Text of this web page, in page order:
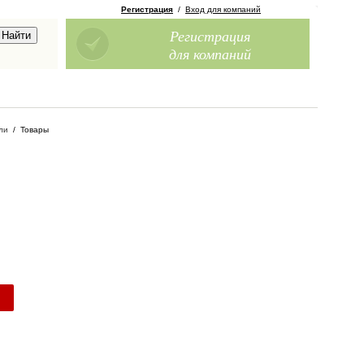
Регистрация / Вход для компаний
Регистрация
для компаний
/ Товары